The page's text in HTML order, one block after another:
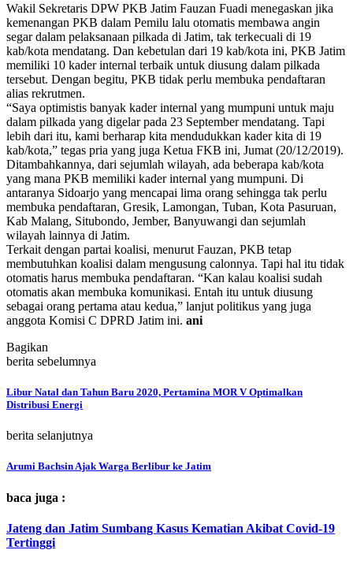
Wakil Sekretaris DPW PKB Jatim Fauzan Fuadi menegaskan jika
kemenangan PKB dalam Pemilu lalu otomatis membawa angin
segar dalam pelaksanaan pilkada di Jatim, tak terkecuali di 19
kab/kota mendatang. Dan kebetulan dari 19 kab/kota ini, PKB Jatim
memiliki 10 kader internal terbaik untuk diusung dalam pilkada
tersebut. Dengan begitu, PKB tidak perlu membuka pendaftaran
alias rekrutmen.
“Saya optimistis banyak kader internal yang mumpuni untuk maju
dalam pilkada yang digelar pada 23 September mendatang. Tapi
lebih dari itu, kami berharap kita mendudukkan kader kita di 19
kab/kota,” tegas pria yang juga Ketua FKB ini, Jumat (20/12/2019).
Ditambahkannya, dari sejumlah wilayah, ada beberapa kab/kota
yang mana PKB memiliki kader internal yang mumpuni. Di
antaranya Sidoarjo yang mencapai lima orang sehingga tak perlu
membuka pendaftaran, Gresik, Lamongan, Tuban, Kota Pasuruan,
Kab Malang, Situbondo, Jember, Banyuwangi dan sejumlah
wilayah lainnya di Jatim.
Terkait dengan partai koalisi, menurut Fauzan, PKB tetap
membutuhkan koalisi dalam mengusung calonnya. Tapi hal itu tidak
otomatis harus membuka pendaftaran. “Kan kalau koalisi sudah
otomatis akan membuka komunikasi. Entah itu untuk diusung
sebagai orang pertama atau kedua,” lanjut politikus yang juga
anggota Komisi C DPRD Jatim ini. ani
Bagikan
berita sebelumnya
Libur Natal dan Tahun Baru 2020, Pertamina MOR V Optimalkan
Distribusi Energi
berita selanjutnya
Arumi Bachsin Ajak Warga Berlibur ke Jatim
baca juga :
Jateng dan Jatim Sumbang Kasus Kematian Akibat Covid-19
Tertinggi